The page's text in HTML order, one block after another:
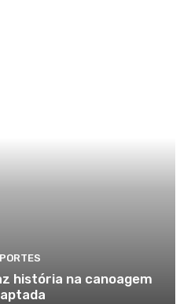
história na canoagem